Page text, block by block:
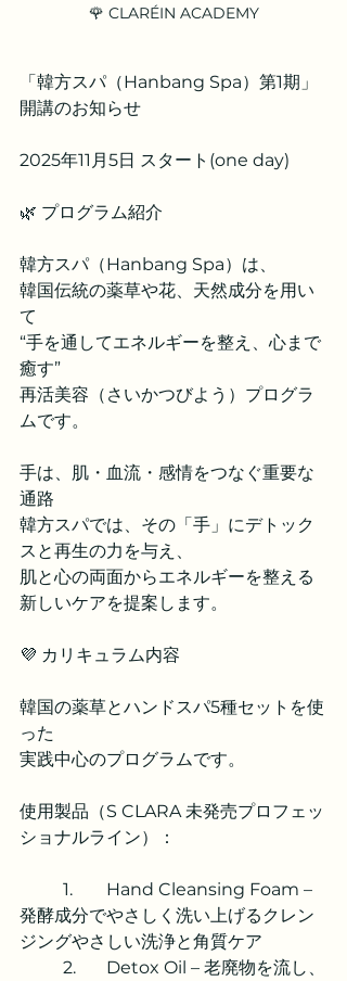
🌹 CLARÉIN ACADEMY
「韓方スパ（Hanbang Spa）第1期」
開講のお知らせ
2025年11月5日 スタート(one day)
🌿 プログラム紹介
韓方スパ（Hanbang Spa）は、
韓国伝統の薬草や花、天然成分を用い
て
“手を通してエネルギーを整え、心まで
癒す”
再活美容（さいかつびよう）プログラ
ムです。
手は、肌・血流・感情をつなぐ重要な
通路
韓方スパでは、その「手」にデトック
スと再生の力を与え、
肌と心の両面からエネルギーを整える
新しいケアを提案します。
💜 カリキュラム内容
韓国の薬草とハンドスパ5種セットを使
った
実践中心のプログラムです。
使用製品（S CLARA 未発売プロフェッ
ショナルライン）：
発酵成分でやさしく洗い上げるクレン
ジングやさしい洗浄と角質ケア